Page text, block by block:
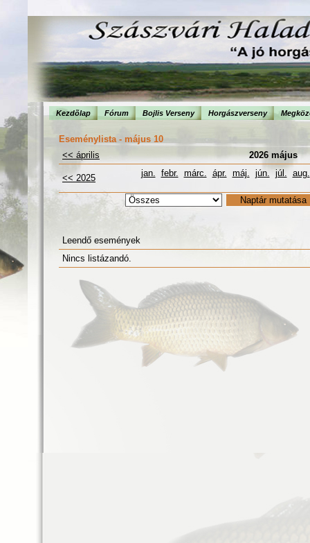
Kezdõlap Fórum Bojlis Verseny Horgászverseny
Eseménylista - május 10
<< április
2026 május
<< 2025 jan. febr. márc. ápr. máj. jún. júl. aug.
Leendő események
Nincs listázandó.